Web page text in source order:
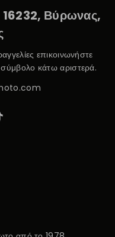
Βύρωνας,
επικοινωνήστε
κάτω αριστερά.